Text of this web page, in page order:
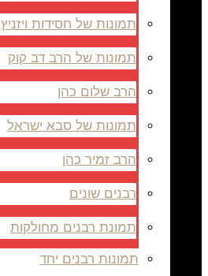
תמונות של חסידות ויזניץ
תמונות של הרב דב קוק
הרב שלום כהן
תמונות של סבא ישראל
הרב זמיר כהן
רבנים שונים
תמונת רבנים מחולקות
תמונות רבנים יחד